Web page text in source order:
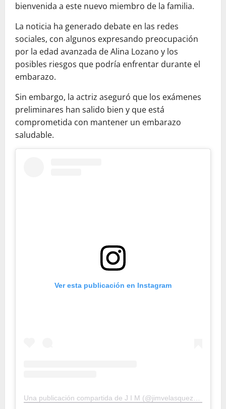
bienvenida a este nuevo miembro de la familia.
La noticia ha generado debate en las redes
sociales, con algunos expresando preocupación
por la edad avanzada de Alina Lozano y los
posibles riesgos que podría enfrentar durante el
embarazo.
Sin embargo, la actriz aseguró que los exámenes
preliminares han salido bien y que está
comprometida con mantener un embarazo
saludable.
Ver esta publicación en Instagram